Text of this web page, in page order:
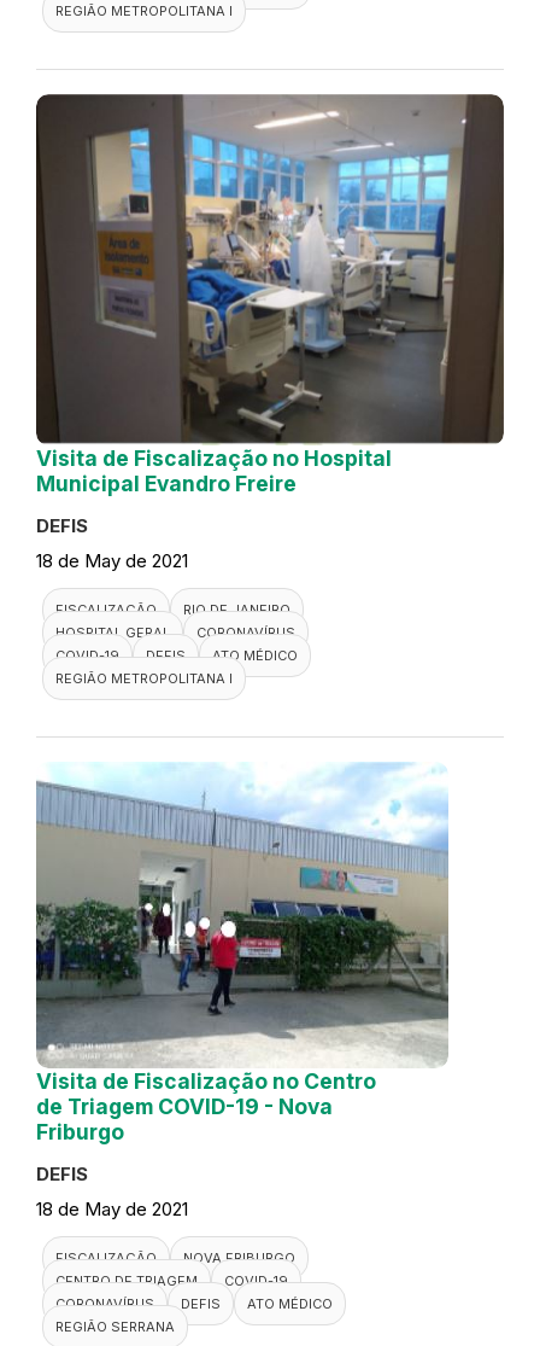
REGIÃO METROPOLITANA I
Visita de Fiscalização no Hospital
Municipal Evandro Freire
DEFIS
18 de May de 2021
FISCALIZAÇÃO
RIO DE JANEIRO
HOSPITAL GERAL
CORONAVÍRUS
COVID-19
DEFIS
ATO MÉDICO
REGIÃO METROPOLITANA I
Visita de Fiscalização no Centro
de Triagem COVID-19 - Nova
Friburgo
DEFIS
18 de May de 2021
FISCALIZAÇÃO
NOVA FRIBURGO
CENTRO DE TRIAGEM
COVID-19
CORONAVÍRUS
DEFIS
ATO MÉDICO
REGIÃO SERRANA